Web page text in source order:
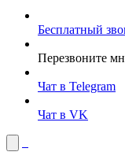
Бесплатный
Перезвоните
Чат в Telegram
Чат в VK